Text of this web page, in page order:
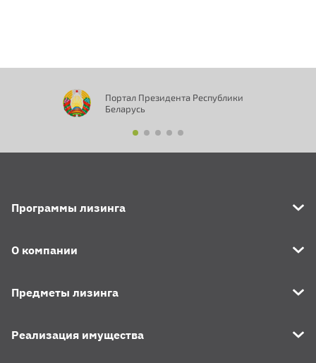
Портал Президента Республики
Беларусь
Программы лизинга
О компании
Предметы лизинга
Реализация имущества